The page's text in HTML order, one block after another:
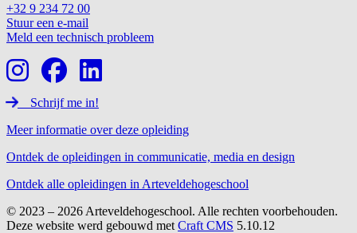
+32 9 234 72 00
Stuur een e-mail
Meld een technisch probleem
Schrijf me in!
Meer informatie over deze opleiding
Ontdek de opleidingen in communicatie, media en design
Ontdek alle opleidingen in Arteveldehogeschool
© 2023 – 2026 Arteveldehogeschool. Alle rechten voorbehouden.
Deze website werd gebouwd met Craft CMS 5.10.12